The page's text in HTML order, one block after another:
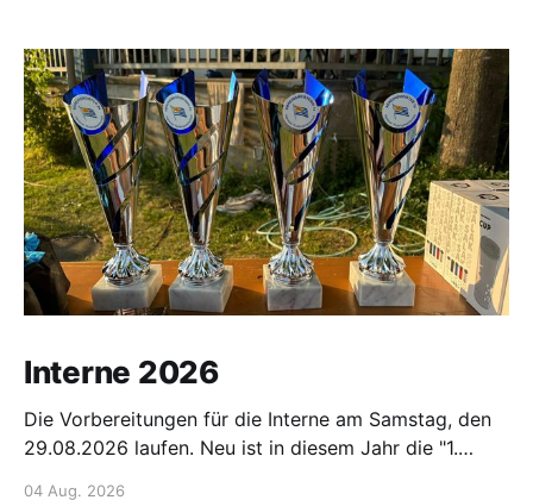
Interne 2026
Die Vorbereitungen für die Interne am Samstag, den
29.08.2026 laufen. Neu ist in diesem Jahr die "1.
04 Aug. 2026